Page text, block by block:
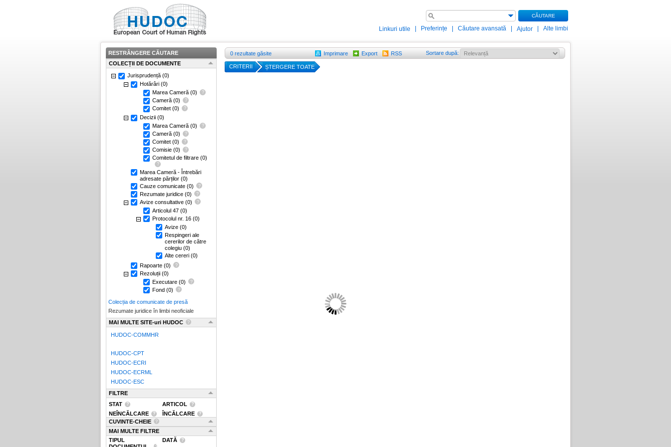
CĂUTARE
Linkuri utile Preferințe Căutare avansată Ajutor Alte limbi
RESTRÂNGERE CĂUTARE
COLECȚII DE DOCUMENTE
Jurisprudență (0)
Hotărâri (0)
Marea Cameră (0)
Cameră (0)
Comitet (0)
Decizii (0)
Marea Cameră (0)
Cameră (0)
Comitet (0)
Comisie (0)
Comitetul de filtrare (0)
Marea Cameră - Întrebări
adresate părților (0)
Cauze comunicate (0)
Rezumate juridice (0)
Avize consultative (0)
Articolul 47 (0)
Protocolul nr. 16 (0)
Avize (0)
Respingeri ale
cererilor de către
colegiu (0)
Alte cereri (0)
Rapoarte (0)
Rezoluții (0)
Executare (0)
Fond (0)
Colecția de comunicate de presă
Rezumate juridice în limbi neoficiale
MAI MULTE SITE-uri HUDOC
HUDOC-COMMHR
HUDOC-CPT
HUDOC-ECRI
HUDOC-ECRML
HUDOC-ESC
FILTRE
STAT
ARTICOL
NEÎNCĂLCARE
ÎNCĂLCARE
CUVINTE-CHEIE
MAI MULTE FILTRE
TIPUL
DATĂ
0 rezultate găsite Imprimare Export RSS Sortare după:
CRITERII ȘTERGERE TOATE